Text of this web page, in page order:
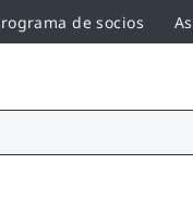
de socios